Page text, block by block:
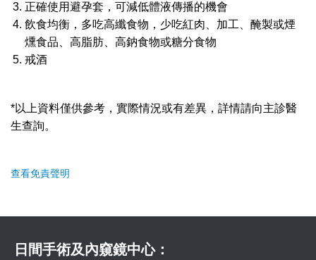
正確使用避孕套，可減低體液傳播的機會
飲食均衡，多吃高纖食物，少吃紅肉、加工、醃製或煙
燻食品、高脂肪、高鈉食物或糖分食物
戒酒
*以上資料僅供參考，實際情況或有差異，詳情請向主診醫
生查詢。
查看免責聲明
日間手術及內窺鏡中心：